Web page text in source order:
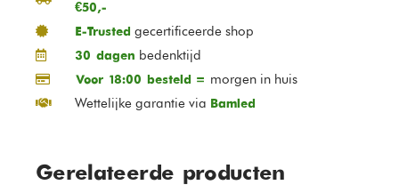
€50,-
E-Trusted gecertificeerde shop
30 dagen bedenktijd
Voor 18:00 besteld = morgen in huis
Wettelijke garantie via Bamled
Gerelateerde producten